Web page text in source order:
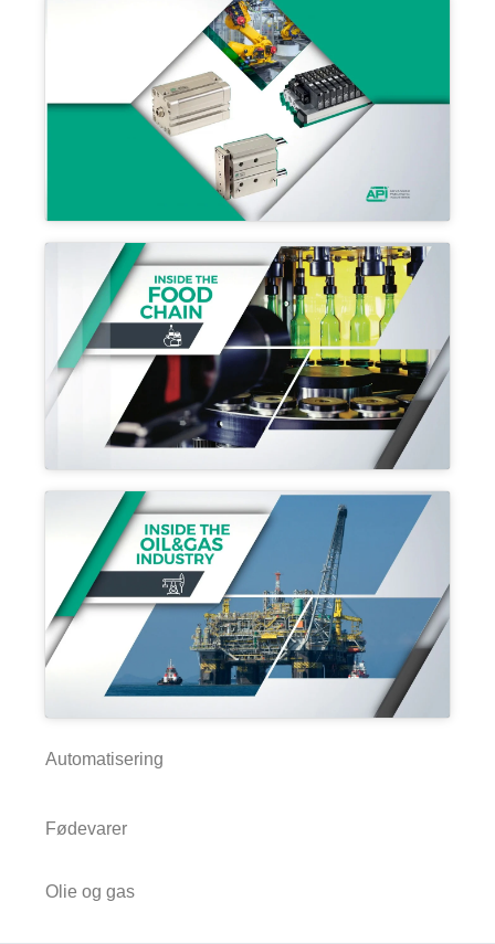
Automatisering
Fødevarer
Olie og gas